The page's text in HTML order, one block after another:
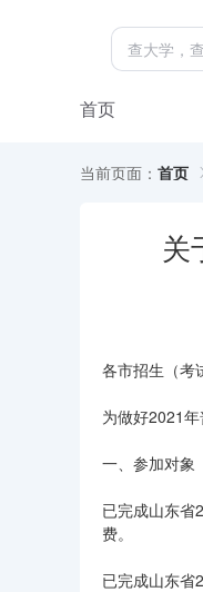
首页
当前页面： 首页
关
各市招生（考
为做好2021
一、参加对象
已完成山东省
费。
已完成山东省